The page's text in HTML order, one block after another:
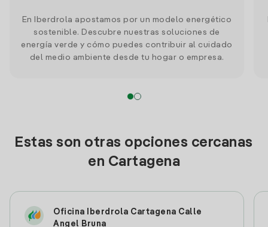
En Iberdrola apostamos por un modelo energético
sostenible. Descubre nuestras soluciones de
energía verde y cómo puedes contribuir al cuidado
del medio ambiente desde tu hogar o empresa.
Estas son otras opciones cercanas
en Cartagena
Oficina Iberdrola Cartagena Calle
Angel Bruna